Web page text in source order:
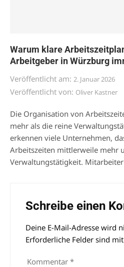
Warum klare
Arbeitgeber in Würzburg
Veröffentlicht am: 2. Januar 2026
Veröffentlicht von: Oliver Kastner
Die Organisation von
mehr als die reine
erkennen viele Unternehmen,
Arbeitszeiten mittlerweile mehr
Verwaltungstätigkeit. Mitarbeiter
Schreibe einen
Deine E-Mail-Adresse wird
Erforderliche Felder sind mit
Kommentar *
Alternative: